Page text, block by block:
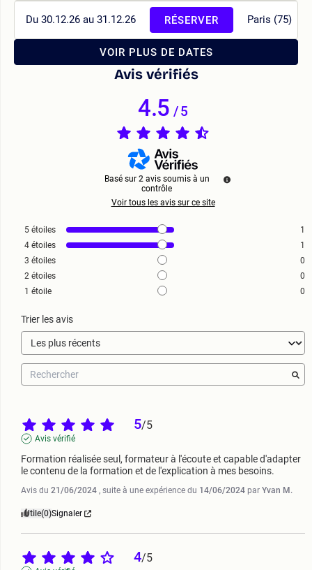
Du 30.12.26 au 31.12.26 Paris (75)
RÉSERVER
VOIR PLUS DE DATES
Avis vérifiés
4.5/5
Basé sur 2 avis soumis à un
contrôle
Voir tous les avis sur ce site
5 étoiles
1
4 étoiles
1
3 étoiles
0
2 étoiles
0
1 étoile 0
Trier les avis
5/5
Avis vérifié
Formation réalisée seul, formateur à l'écoute et capable d'adapter
le contenu de la formation et de l'explication à mes besoins.
Avis du 21/06/2024 , suite à une expérience du 14/06/2024 par Yvan M.
Utile(0)Signaler
4/5